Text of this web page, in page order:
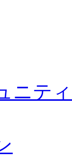
ニティ